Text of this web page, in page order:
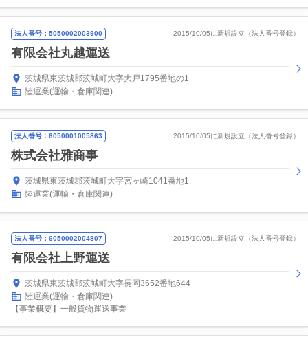
法人番号：5050002003900 2015/10/05に新規設立（法人番号登録）
有限会社丸越運送
茨城県東茨城郡茨城町大字大戸1795番地の1
陸運業(運輸・倉庫関連)
法人番号：6050001005863 2015/10/05に新規設立（法人番号登録）
株式会社雅商事
茨城県東茨城郡茨城町大字宮ヶ崎1041番地1
陸運業(運輸・倉庫関連)
法人番号：6050002004807 2015/10/05に新規設立（法人番号登録）
有限会社上野運送
茨城県東茨城郡茨城町大字長岡3652番地644
陸運業(運輸・倉庫関連)
【事業概要】一般貨物運送事業